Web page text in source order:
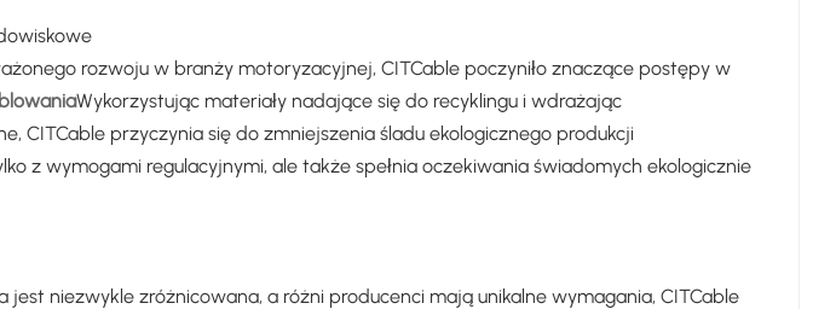
rozwoju w branży motoryzacyjnej, CITCable poczyniło znaczące postępy w
Wykorzystując materiały nadające się do recyklingu i wdrażając
CITCable przyczynia się do zmniejszenia śladu ekologicznego produkcji
z wymogami regulacyjnymi, ale także spełnia oczekiwania świadomych ekologicznie
jest niezwykle zróżnicowana, a różni producenci mają unikalne wymagania, CITCable